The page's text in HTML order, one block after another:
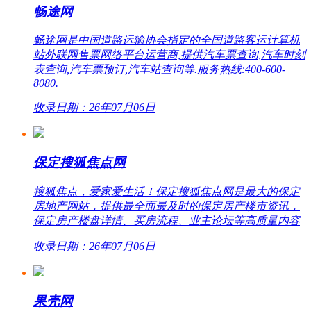
畅途网
畅途网是中国道路运输协会指定的全国道路客运计算机
站外联网售票网络平台运营商,提供汽车票查询,汽车时刻
表查询,汽车票预订,汽车站查询等.服务热线:400-600-
8080.
收录日期：26年07月06日
保定搜狐焦点网
搜狐焦点，爱家爱生活！保定搜狐焦点网是最大的保定
房地产网站，提供最全面最及时的保定房产楼市资讯，
保定房产楼盘详情、买房流程、业主论坛等高质量内容
收录日期：26年07月06日
果壳网